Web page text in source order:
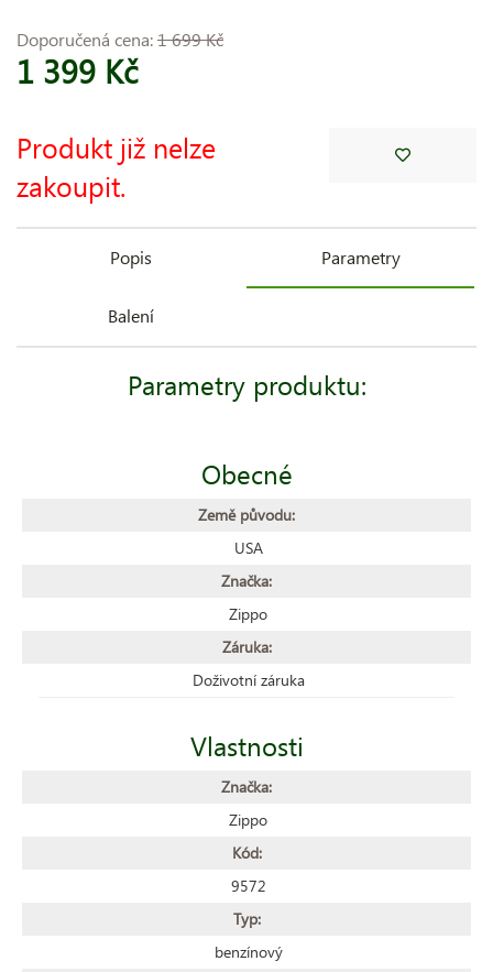
Doporučená cena:1 699 Kč
1 399 Kč
Produkt již nelze
zakoupit.
Popis Parametry
Balení
Parametry produktu:
Obecné
Země původu:
USA
Značka:
Zippo
Záruka:
Doživotní záruka
Vlastnosti
Značka:
Zippo
Kód:
9572
Typ:
benzínový